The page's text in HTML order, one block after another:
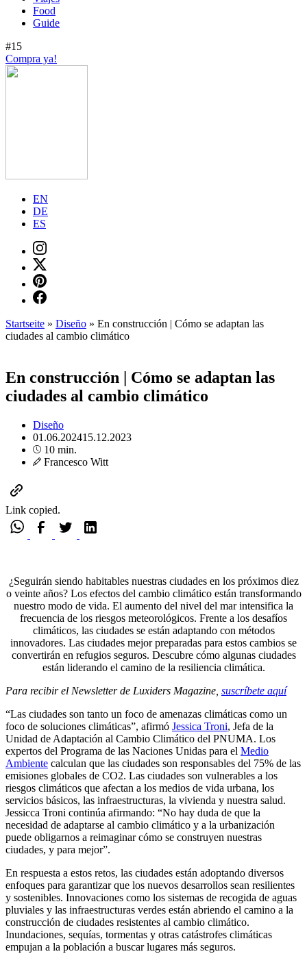
Food
Guide
#15
Compra ya!
EN
DE
ES
Startseite » Diseño » En construcción | Cómo se adaptan las
ciudades al cambio climático
En construcción | Cómo se adaptan las
ciudades al cambio climático
Diseño
01.06.202415.12.2023
10 min.
Francesco Witt
Link copied.
¿Seguirán siendo habitables nuestras ciudades en los próximos diez
o veinte años? Los efectos del cambio climático están transformando
nuestro modo de vida. El aumento del nivel del mar intensifica la
frecuencia de los riesgos meteorológicos. Frente a los desafíos
climáticos, las ciudades se están adaptando con métodos
innovadores. Las ciudades mejor preparadas para estos cambios se
convertirán en refugios seguros. Descubre cómo algunas ciudades
están liderando el camino de la resiliencia climática.
Para recibir el Newsletter de Luxiders Magazine, suscríbete aquí
“Las ciudades son tanto un foco de amenazas climáticas como un
foco de soluciones climáticas”, afirmó Jessica Troni, Jefa de la
Unidad de Adaptación al Cambio Climático del PNUMA. Los
expertos del Programa de las Naciones Unidas para el Medio
Ambiente calculan que las ciudades son responsables del 75% de las
emisiones globales de CO2. Las ciudades son vulnerables a los
riesgos climáticos que afectan a los medios de vida urbana, los
servicios básicos, las infraestructuras, la vivienda y nuestra salud.
Jessicca Troni continúa afirmando: “No hay duda de que la
necesidad de adaptarse al cambio climático y a la urbanización
puede obligarnos a reimaginar cómo se construyen nuestras
ciudades, y para mejor”.
En respuesta a estos retos, las ciudades están adoptando diversos
enfoques para garantizar que los nuevos desarrollos sean resilientes
y sostenibles. Innovaciones como los sistemas de recogida de aguas
pluviales y las infraestructuras verdes están abriendo el camino a la
construcción de ciudades resistentes al cambio climático.
Inundaciones, sequías, tormentas y otras catástrofes climáticas
empujan a la población a buscar lugares más seguros.